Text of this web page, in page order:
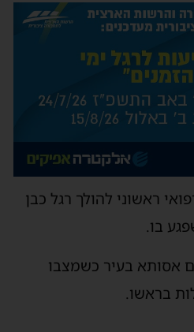
ראשוני להולך רגל כבן
אסותא בעיר כשמצבו
בראשו.